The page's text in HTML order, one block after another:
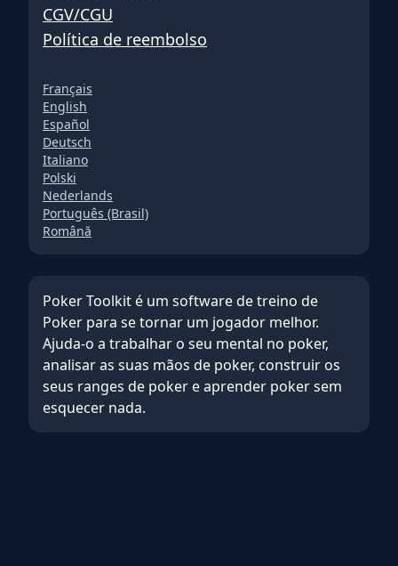
CGV/CGU
Política de reembolso
Français
English
Español
Deutsch
Italiano
Polski
Nederlands
Português (Brasil)
Română
Poker Toolkit é um software de treino de
Poker para se tornar um jogador melhor.
Ajuda-o a trabalhar o seu mental no poker,
analisar as suas mãos de poker, construir os
seus ranges de poker eaprender poker sem
esquecer nada.